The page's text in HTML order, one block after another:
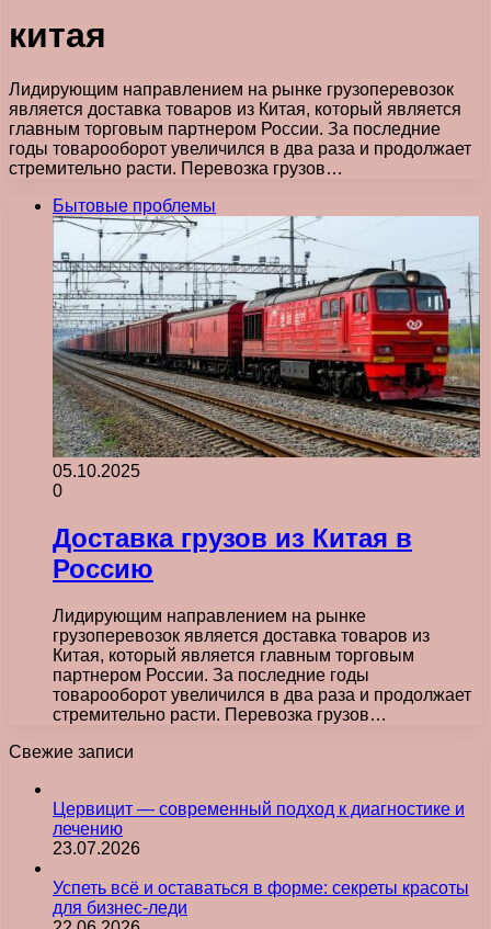
китая
Лидирующим направлением на рынке грузоперевозок
является доставка товаров из Китая, который является
главным торговым партнером России. За последние
годы товарооборот увеличился в два раза и продолжает
стремительно расти. Перевозка грузов…
Бытовые проблемы
05.10.2025
0
Доставка грузов из Китая в
Россию
Лидирующим направлением на рынке
грузоперевозок является доставка товаров из
Китая, который является главным торговым
партнером России. За последние годы
товарооборот увеличился в два раза и продолжает
стремительно расти. Перевозка грузов…
Свежие записи
Цервицит — современный подход к диагностике и
лечению
23.07.2026
Успеть всё и оставаться в форме: секреты красоты
для бизнес-леди